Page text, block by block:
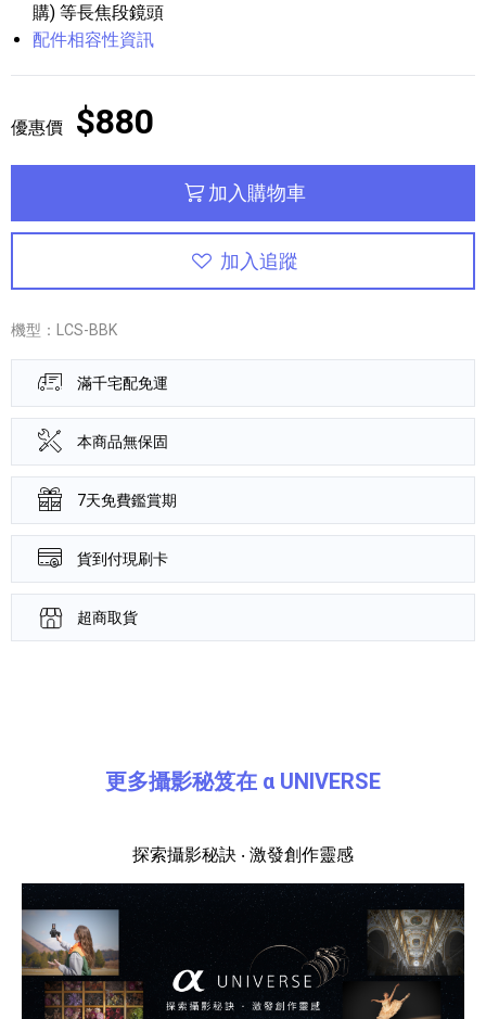
購) 等長焦段鏡頭
配件相容性資訊
優惠價 $880
加入購物車
加入追蹤
機型：LCS-BBK
滿千宅配免運
本商品無保固
7天免費鑑賞期
貨到付現刷卡
超商取貨
更多攝影秘笈在 α UNIVERSE
探索攝影秘訣 ‧ 激發創作靈感